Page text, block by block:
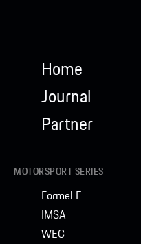
Home
Journal
Partner
MOTORSPORT SERIES
Formel E
IMSA
WEC